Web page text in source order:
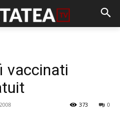
vaccinati
0
373